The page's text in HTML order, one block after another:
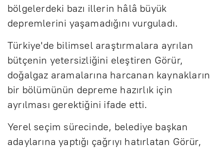
bölgelerdeki bazı illerin hâlâ büyük
depremlerini yaşamadığını vurguladı.
Türkiye'de bilimsel araştırmalara ayrılan
bütçenin yetersizliğini eleştiren Görür,
doğalgaz aramalarına harcanan kaynakların
bir bölümünün depreme hazırlık için
ayrılması gerektiğini ifade etti.
Yerel seçim sürecinde, belediye başkan
adaylarına yaptığı çağrıyı hatırlatan Görür,